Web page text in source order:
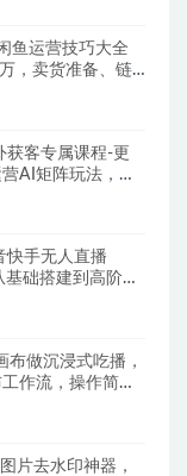
鱼运营技巧大全
，卖货准备、链
获客专属课程-更
AI矩阵玩法，，
快手无人直播
础搭建到高阶起
做沉浸式吃播，
作流，操作简单
片去水印神器，